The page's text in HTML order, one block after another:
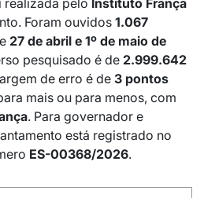
realizada pelo Instituto França
Foram ouvidos 1.067
27 de abril e 1º de maio de
pesquisado é de2.999.642
de erro é de3 pontos
mais ou para menos, com
. Para governador e
está registrado no
ES-00368/2026.